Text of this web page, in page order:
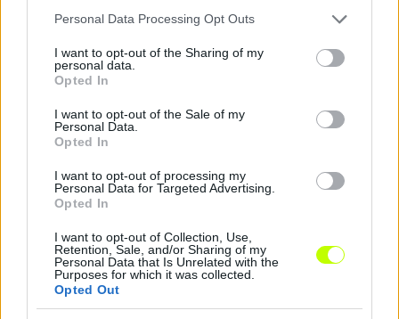
Please note that this website/app uses one or more Google
not limited to your visit or usage behaviour. You may click to
grant or deny consent to Google and its third-party tags to
use your data for below specified purposes in below Google
consent section.
Personal Data Processing Opt Outs
I want to opt-out of the Sharing of my
personal data.
Opted In
I want to opt-out of the Sale of my
Personal Data.
Opted In
I want to opt-out of processing my
Personal Data for Targeted Advertising.
Opted In
I want to opt-out of Collection, Use,
Retention, Sale, and/or Sharing of my
Personal Data that Is Unrelated with the
Purposes for which it was collected.
Opted Out